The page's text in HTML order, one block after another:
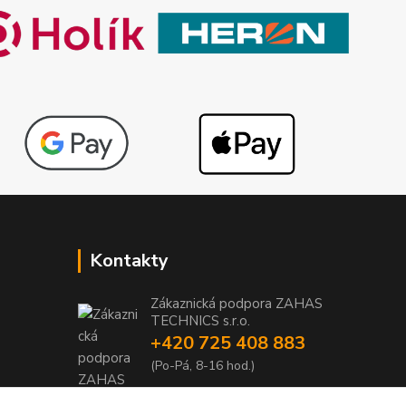
Kontakty
Zákaznická podpora ZAHAS
TECHNICS s.r.o.
+420 725 408 883
(Po-Pá, 8-16 hod.)